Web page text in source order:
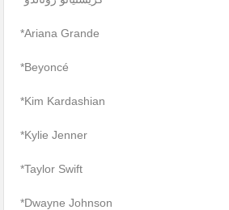
*Ariana Grande
*Beyoncé
*Kim Kardashian
*Kylie Jenner
*Taylor Swift
*Dwayne Johnson